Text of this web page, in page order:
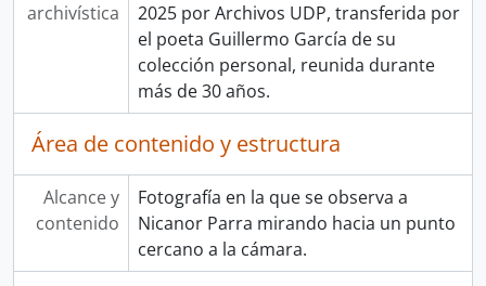
archivística
2025 por Archivos UDP, transferida por
el poeta Guillermo García de su
colección personal, reunida durante
más de 30 años.
Área de contenido y estructura
Alcance y
contenido
Fotografía en la que se observa a
Nicanor Parra mirando hacia un punto
cercano a la cámara.